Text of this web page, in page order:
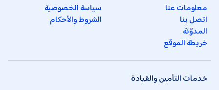
معلومات عنا
اتصل بنا
المدوّنة
خريطة الموقع
سياسة الخصوصية
الشروط والأحكام
خدمات التأمين والقيادة